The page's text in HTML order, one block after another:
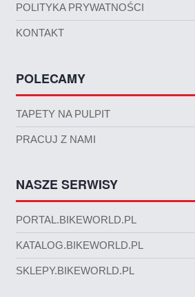
POLITYKA PRYWATNOŚCI
KONTAKT
POLECAMY
TAPETY NA PULPIT
PRACUJ Z NAMI
NASZE SERWISY
PORTAL.BIKEWORLD.PL
KATALOG.BIKEWORLD.PL
SKLEPY.BIKEWORLD.PL